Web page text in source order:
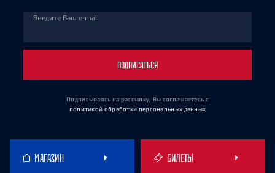
Введите Ваш e-mail
ПОДПИСАТЬСЯ
Подписываясь на рассылку, Вы соглашаетесь с
политикой обработки персональных данных
МАГАЗИН БИЛЕТЫ